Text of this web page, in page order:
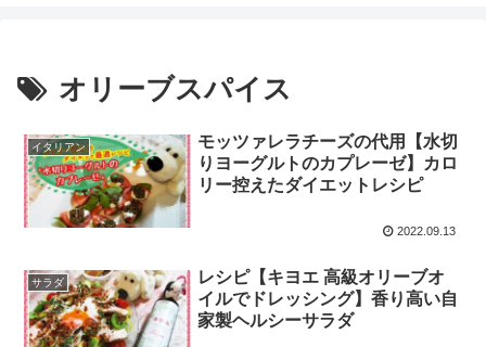
オリーブスパイス
イタリアン
モッツァレラチーズの代用【水切
りヨーグルトのカプレーゼ】カロ
リー控えたダイエットレシピ
2022.09.13
サラダ
レシピ【キヨエ 高級オリーブオ
イルでドレッシング】香り高い自
家製ヘルシーサラダ